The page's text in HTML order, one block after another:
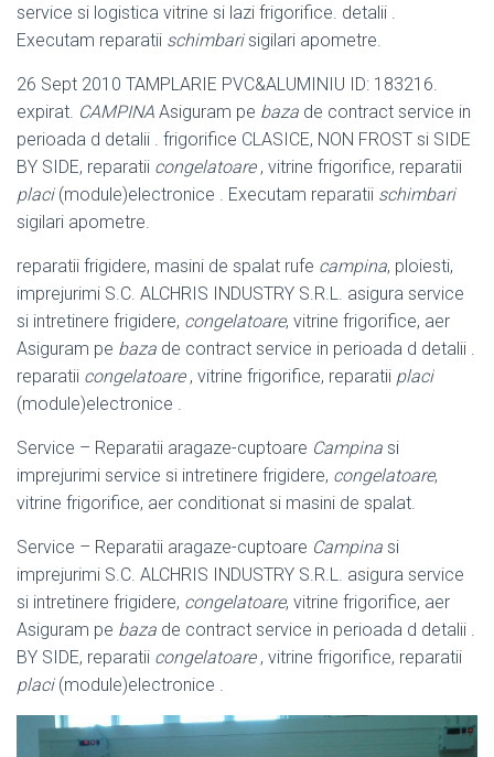
service si logistica vitrine si lazi frigorifice. detalii .
Executam reparatii schimbarisigilari apometre.
26 Sept 2010 TAMPLARIE PVC&ALUMINIU ID: 183216.
expirat. CAMPINA Asiguram pe baza de contract service in
perioada d detalii . frigorifice CLASICE, NON FROST si SIDE
BY SIDE, reparatii congelatoare, vitrine frigorifice, reparatii
placi(module)electronice . Executam reparatii schimbari
sigilari apometre.
reparatii frigidere, masini de spalat rufe campina, ploiesti,
imprejurimi S.C. ALCHRIS INDUSTRY S.R.L. asigura service
si intretinere frigidere, congelatoare, vitrine frigorifice, aer
Asiguram pe baza de contract service in perioada d detalii .
reparatii congelatoare, vitrine frigorifice, reparatii placi
(module)electronice .
Service – Reparatii aragaze-cuptoare Campina si
imprejurimi service si intretinere frigidere, congelatoare,
vitrine frigorifice, aer conditionat si masini de spalat.
Service – Reparatii aragaze-cuptoare Campina si
imprejurimi S.C. ALCHRIS INDUSTRY S.R.L. asigura service
si intretinere frigidere, congelatoare, vitrine frigorifice, aer
Asiguram pe baza de contract service in perioada d detalii .
BY SIDE, reparatii congelatoare, vitrine frigorifice, reparatii
placi(module)electronice .